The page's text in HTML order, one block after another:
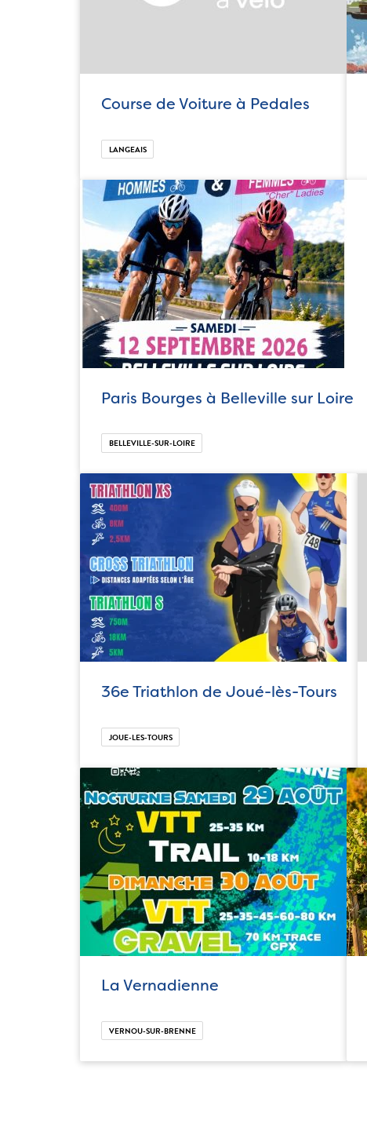
Course de Voiture à Pedales
LANGEAIS
Paris Bourges à Belleville sur Loire
BELLEVILLE-SUR-LOIRE
36e Triathlon de Joué-lès-Tours
JOUE-LES-TOURS
La Vernadienne
VERNOU-SUR-BRENNE